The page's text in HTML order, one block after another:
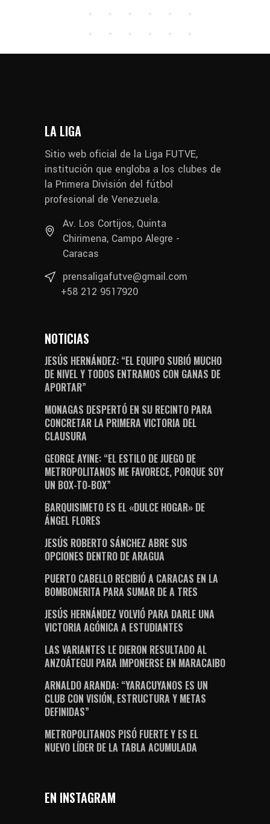
LA LIGA
Sitio web oficial de la Liga FUTVE,
institución que engloba a los clubes de
la Primera División del fútbol
profesional de Venezuela.
Av. Los Cortijos, Quinta
Chirimena, Campo Alegre -
Caracas
prensaligafutve@gmail.com
+58 212 9517920
NOTICIAS
JESÚS HERNÁNDEZ: “EL EQUIPO SUBIÓ MUCHO
DE NIVEL Y TODOS ENTRAMOS CON GANAS DE
APORTAR”
MONAGAS DESPERTÓ EN SU RECINTO PARA
CONCRETAR LA PRIMERA VICTORIA DEL
CLAUSURA
GEORGE AYINE: “EL ESTILO DE JUEGO DE
METROPOLITANOS ME FAVORECE, PORQUE SOY
UN BOX-TO-BOX”
BARQUISIMETO ES EL «DULCE HOGAR» DE
ÁNGEL FLORES
JESÚS ROBERTO SÁNCHEZ ABRE SUS
OPCIONES DENTRO DE ARAGUA
PUERTO CABELLO RECIBIÓ A CARACAS EN LA
BOMBONERITA PARA SUMAR DE A TRES
JESÚS HERNÁNDEZ VOLVIÓ PARA DARLE UNA
VICTORIA AGÓNICA A ESTUDIANTES
LAS VARIANTES LE DIERON RESULTADO AL
ANZOÁTEGUI PARA IMPONERSE EN MARACAIBO
ARNALDO ARANDA: “YARACUYANOS ES UN
CLUB CON VISIÓN, ESTRUCTURA Y METAS
DEFINIDAS”
METROPOLITANOS PISÓ FUERTE Y ES EL
NUEVO LÍDER DE LA TABLA ACUMULADA
EN INSTAGRAM